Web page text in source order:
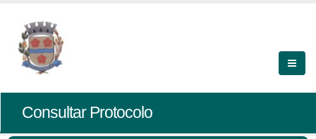
Consultar Protocolo